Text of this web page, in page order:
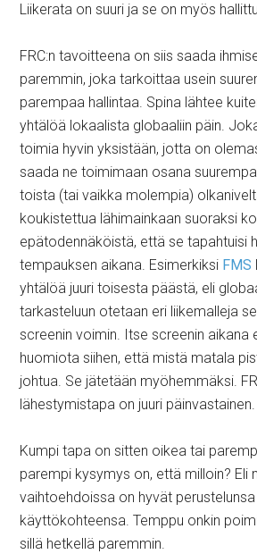
Liikerata on suuri ja se on myös
FRC:n tavoitteena on siis saada
paremmin, joka tarkoittaa usein
parempaa hallintaa. Spina lähtee
yhtälöä lokaalista globaaliin päin.
toimia hyvin yksistään, jotta on
saada ne toimimaan osana
toista (tai vaikka molempia)
koukistettua lähimainkaan suoraksi
epätodennäköistä, että se tapahtuisi
tempauksen aikana. Esimerkiksi FMS
yhtälöä juuri toisesta päästä, eli
tarkasteluun otetaan eri liikemalleja
screenin voimin. Itse screenin aikana
huomiota siihen, että mistä matala
johtua. Se jätetään myöhemmäksi.
lähestymistapa on juuri päinvastainen.
Kumpi tapa on sitten oikea tai
parempi kysymys on, että milloin? Eli
vaihtoehdoissa on hyvät
käyttökohteensa. Temppu onkin
sillä hetkellä paremmin.